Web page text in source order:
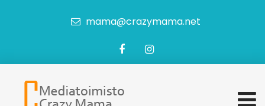
mama@crazymama.net